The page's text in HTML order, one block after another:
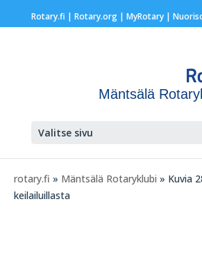
Rotary.fi | Rotary.org| MyRotary |
Mäntsälä
Valitse sivu
rotary.fi » Mäntsälä Rotaryklubi » Kuvia
keilailuillasta